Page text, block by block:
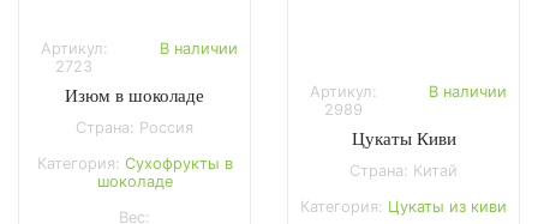
Артикул:
2723
В наличии
Изюм в шоколаде
Страна: Россия
Категория: Сухофрукты в
шоколаде
Вес:
Артикул:
2989
В наличии
Цукаты Киви
Страна: Китай
Категория: Цукаты из киви